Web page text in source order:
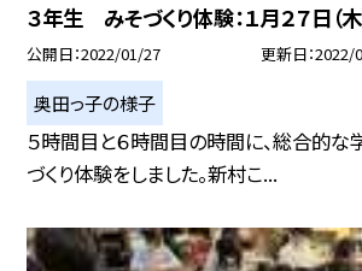
３年生 みそづくり体験：１月２７日（木
公開日 2022/01/27 更新日 2022/
奥田っ子の様子
５時間目と６時間目の時間に、総合的
づくり体験をしました。新村こ...